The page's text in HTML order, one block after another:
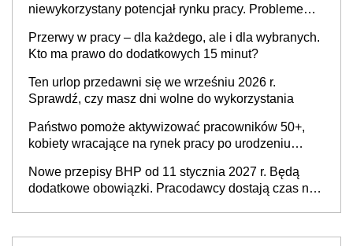
niewykorzystany potencjał rynku pracy. Problemem
refundacji, ale bariery po stronie systemu i
świadomości pracodawców [WYWIAD]
Przerwy w pracy – dla każdego, ale i dla wybranych.
Kto ma prawo do dodatkowych 15 minut?
Ten urlop przedawni się we wrześniu 2026 r.
Sprawdź, czy masz dni wolne do wykorzystania
Państwo pomoże aktywizować pracowników 50+,
kobiety wracające na rynek pracy po urodzeniu
neuroatypowe. Powstanie Fundusz na rzecz
Inkluzywności w Zatrudnianiu?
Nowe przepisy BHP od 11 stycznia 2027 r. Będą
dodatkowe obowiązki. Pracodawcy dostają czas na